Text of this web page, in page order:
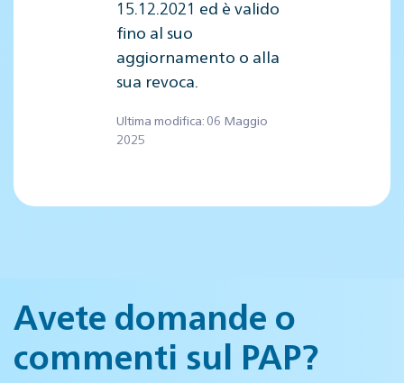
15.12.2021 ed è valido
fino al suo
aggiornamento o alla
sua revoca.
Ultima modifica: 06 Maggio
2025
Avete domande o
commenti sul PAP?